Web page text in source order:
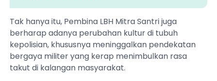
Tak hanya itu, Pembina LBH Mitra Santri juga
berharap adanya perubahan kultur di tubuh
kepolisian, khususnya meninggalkan pendekatan
bergaya militer yang kerap menimbulkan rasa
takut di kalangan masyarakat.